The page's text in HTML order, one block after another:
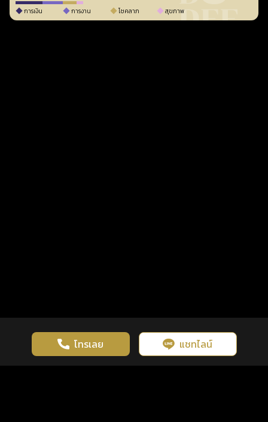
การเงิน การงาน โชคลาภ สุขภาพ
โทรเลย แชทไลน์
เว็บไซต์นี้มีการใช้งานคุกกี้ เพื่อเพิ่มประสิทธิภาพและประสบการณ์ที่ดี
ในการใช้งานเว็บไซต์ นโยบายความเป็นส่วนตัว
รู้ก่อน พร้อมกว่า ทุกจังหวะชีวิต คลิกดูดวงฟรี